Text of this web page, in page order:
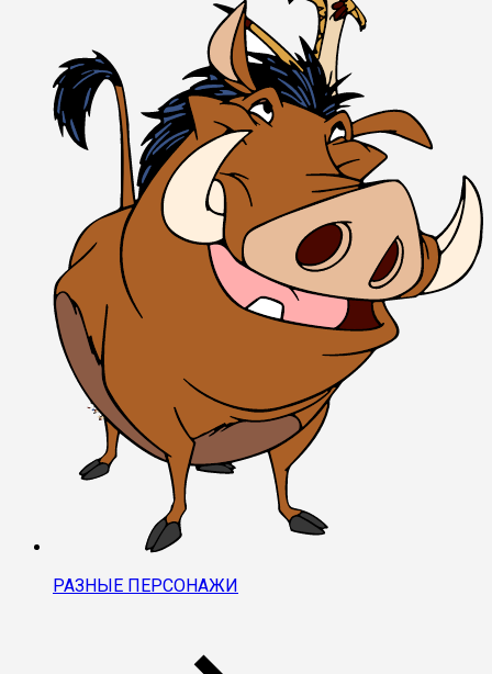
РАЗНЫЕ ПЕРСОНАЖИ